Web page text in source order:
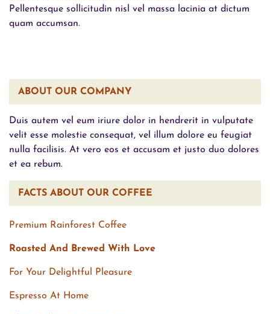
Pellentesque sollicitudin nisl vel massa lacinia at dictum
quam accumsan.
ABOUT OUR COMPANY
Duis autem vel eum iriure dolor in hendrerit in vulputate
velit esse molestie consequat, vel illum dolore eu feugiat
nulla facilisis. At vero eos et accusam et justo duo dolores
et ea rebum.
FACTS ABOUT OUR COFFEE
Premium Rainforest Coffee
Roasted And Brewed With Love
For Your Delightful Pleasure
Espresso At Home